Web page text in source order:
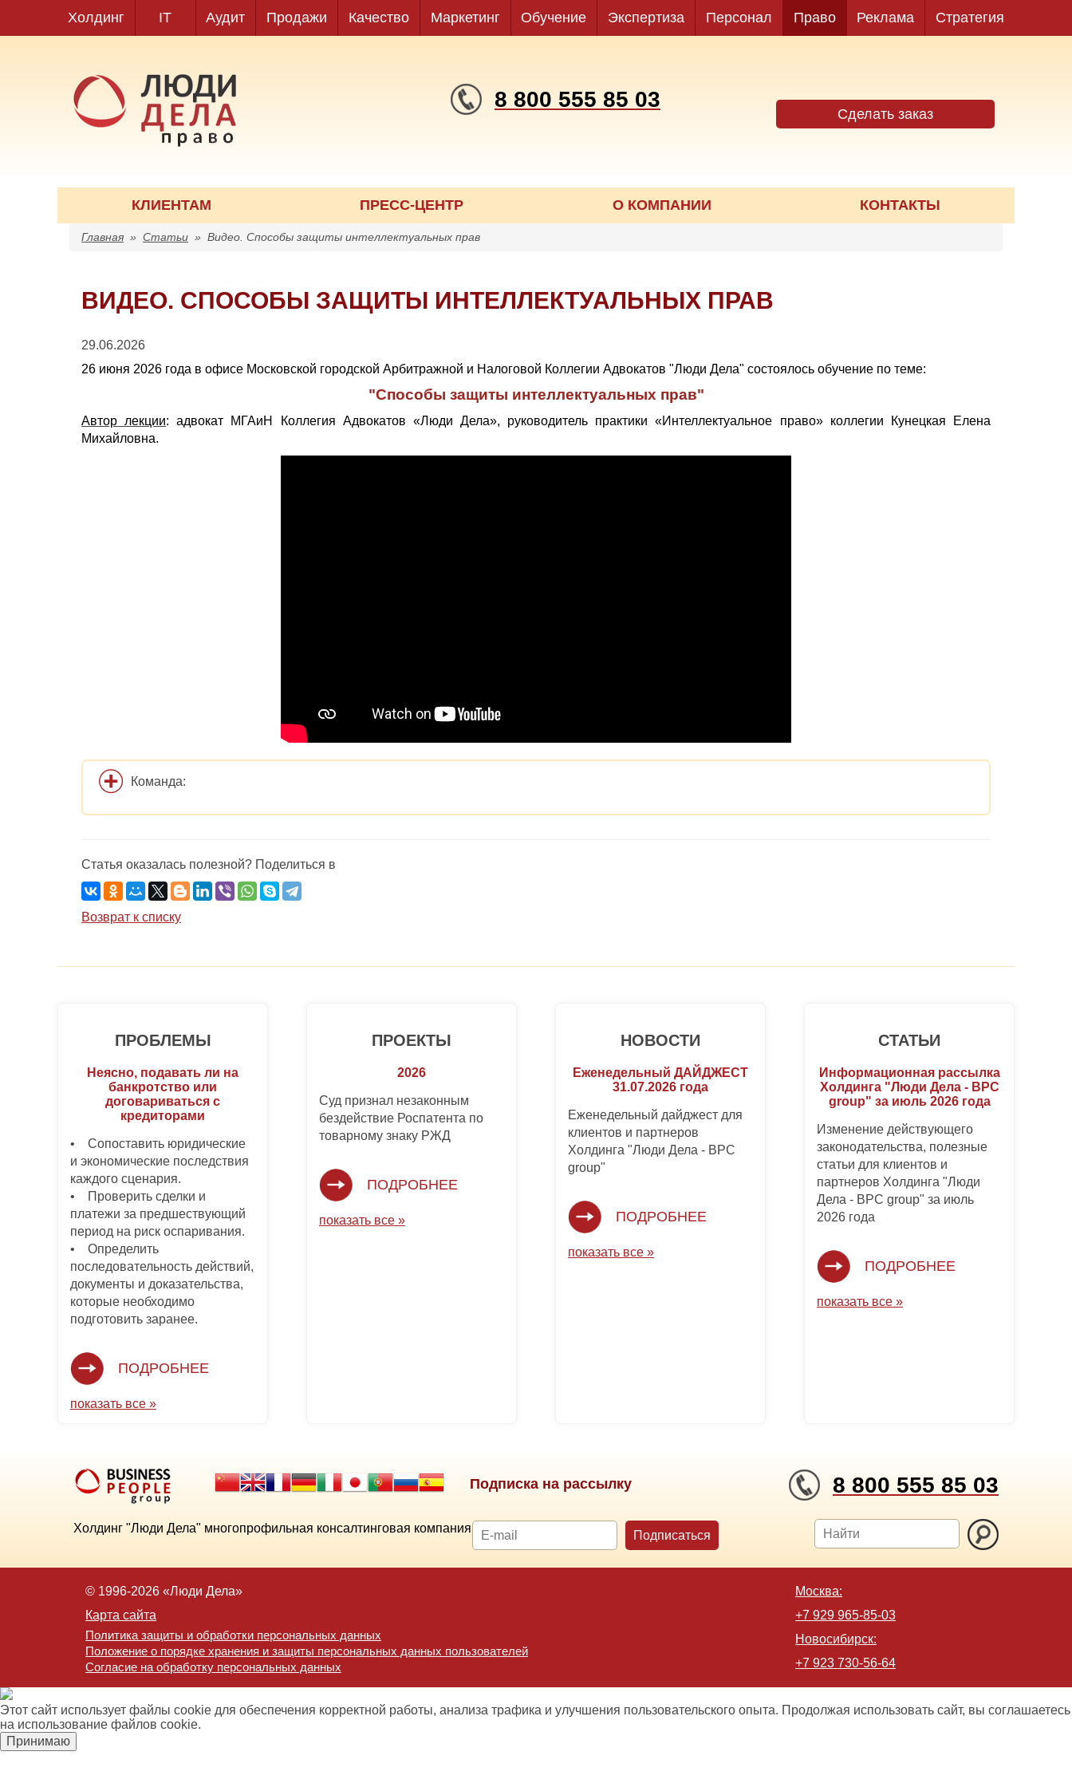
Холдинг IT Аудит Продажи Качество Маркетинг Обучение Экспертиза Персонал Право Реклама Стратегия
Сделать заказ
8 800 555 85 03
КЛИЕНТАМ ПРЕСС-ЦЕНТР О КОМПАНИИ КОНТАКТЫ
Главная » Статьи » Видео. Способы защиты интеллектуальных прав
ВИДЕО. СПОСОБЫ ЗАЩИТЫ ИНТЕЛЛЕКТУАЛЬНЫХ ПРАВ
29.06.2026
26 июня 2026 года в офисе Московской городской Арбитражной и Налоговой Коллегии Адвокатов "Люди Дела" состоялось обучение по теме:
"Способы защиты интеллектуальных прав"
Автор лекции:адвокат МГАиН Коллегия Адвокатов «Люди Дела», руководитель практики «Интеллектуальное право» коллегии Кунецкая Елена
Михайловна.
Команда:
Статья оказалась полезной? Поделиться в
Возврат к списку
ПРОБЛЕМЫ
Неясно, подавать ли на
банкротство или
договариваться с
кредиторами
• Сопоставить юридические
и экономические последствия
каждого сценария.
• Проверить сделки и
платежи за предшествующий
период на риск оспаривания.
• Определить
последовательность действий,
документы и доказательства,
которые необходимо
подготовить заранее.
ПОДРОБНЕЕ
показать все »
ПРОЕКТЫ
2026
Суд признал незаконным
бездействие Роспатента по
товарному знаку РЖД
ПОДРОБНЕЕ
показать все »
НОВОСТИ
Еженедельный ДАЙДЖЕСТ
31.07.2026 года
Еженедельный дайджест для
клиентов и партнеров
Холдинга "Люди Дела - BPC
group"
ПОДРОБНЕЕ
показать все »
СТАТЬИ
Информационная рассылка
Холдинга "Люди Дела - BPC
group" за июль 2026 года
Изменение действующего
законодательства, полезные
статьи для клиентов и
партнеров Холдинга "Люди
Дела - BPC group" за июль
2026 года
ПОДРОБНЕЕ
показать все »
Подписка на рассылку 8 800 555 85 03
Холдинг "Люди Дела" многопрофильная консалтинговая компания Подписаться
© 1996-2026 «Люди Дела»
Карта сайта
Политика защиты и обработки персональных данных
Положение о порядке хранения и защиты персональных данных пользователей
Согласие на обработку персональных данных
Москва:
+7 929 965-85-03
Новосибирск:
+7 923 730-56-64
Этот сайт использует файлы cookie для обеспечения корректной работы, анализа трафика и улучшения пользовательского опыта. Продолжая использовать сайт, вы соглашаетесь
на использование файлов cookie.
Принимаю